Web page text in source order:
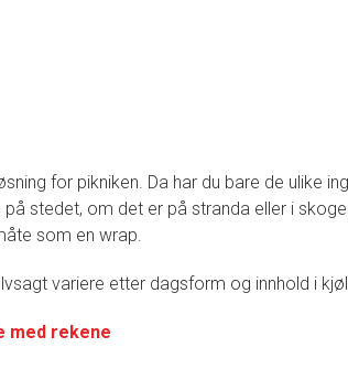
for pikniken. Da har du bare de ulike
stedet, om det er på stranda eller i
som en wrap.
variere etter dagsform og innhold i
med rekene